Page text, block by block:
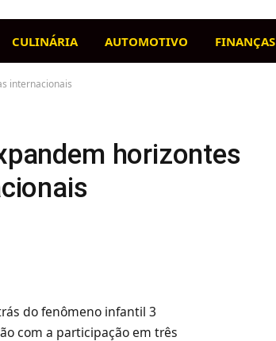
CULINÁRIA AUTOMOTIVO FINANÇAS
internacionais
horizontes
do fenômeno infantil 3
com a participação em três